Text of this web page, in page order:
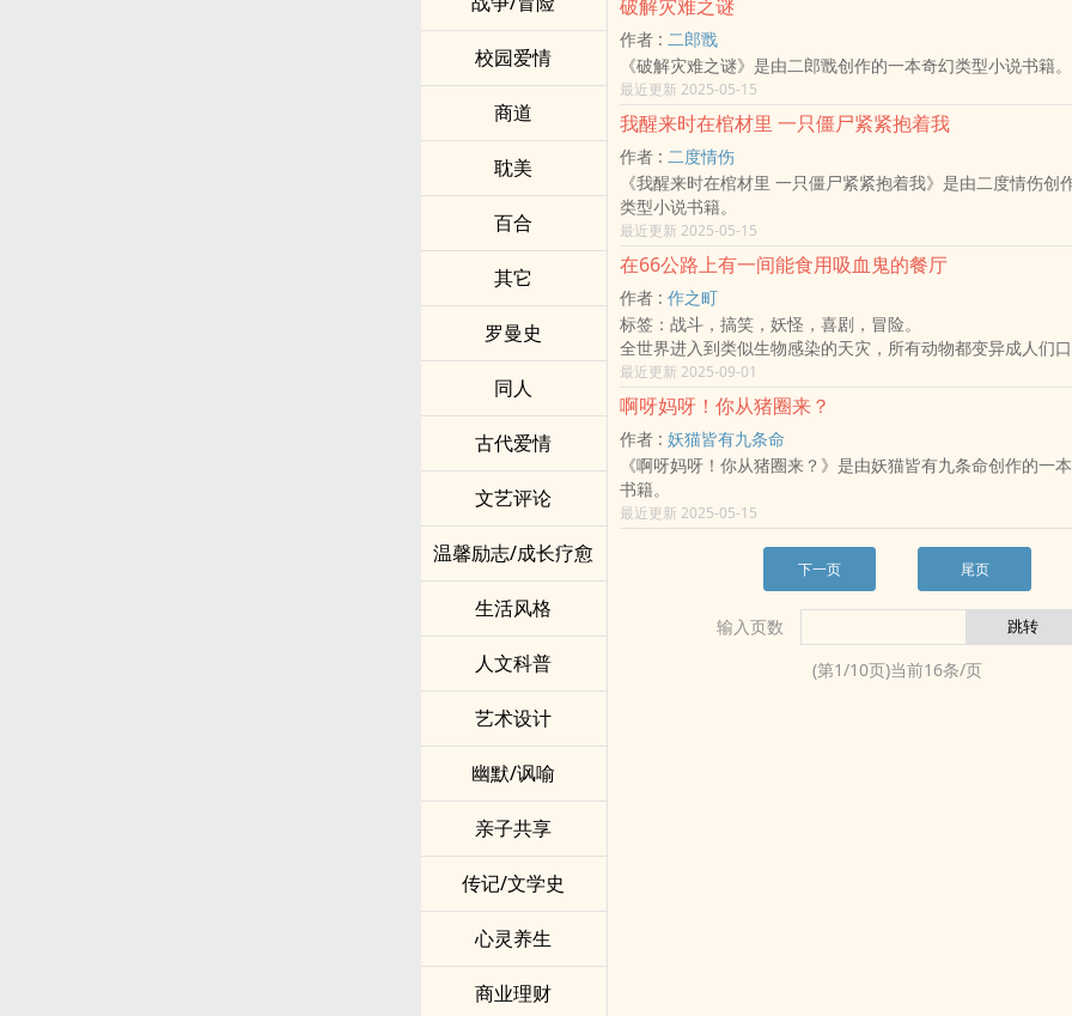
校园爱情
商道
耽美
百合
其它
罗曼史
同人
古代爱情
文艺评论
温馨励志/成长疗愈
生活风格
人文科普
艺术设计
幽默/讽喻
亲子共享
传记/文学史
心灵养生
商业理财
06-09章→第二部分：说书熊在复育基地内的童年
10-12章→第三部分：说书熊初到野外几个月生活
13-17章→第四部分：说书熊的蜀山秦岭机智生活
18-19章→第五部分：说书熊长大回基地内的生活
第20章 →小说结尾：麻家熊熊一家大团圆的结局
[主要角色配乐曲、环境背景音&重要情节转折曲：全部都是
(大家可以在该角色出场位于该场景内容时，聆听该背景音乐
蜀山地界背景音→Forest mixtape
秦岭地界背景音→The First Layer
复育基地背景音→Alexandre Desplat - Mr. Moustafa (欢迎
大饭店)
穿越毒雾背景音→Magical Fantasy
野培场地背景音→Because of You
灵石宫之夜背景音→Dunkirk Official Soundtrack |
Zimmer | WaterTower
麻饼角色曲→溯_治愈纯音乐
麻饼恋爱曲→Sample this - Rj Pasin
麻糬角色曲→Tony Ann – ICARUS (Official Visualizer)
麻糬战斗曲→Lindsey Stirling - Carol of the Bells
麻花角色曲→Little Things | Immaterial
合家角色曲→Bloom of Youth (风华正茂)
二姐角色曲→Again / 어게인 (Neal K)
二姐战斗曲→The Sun Also Rises (太阳照常升起)
姐夫角色曲→Croatian Rhapsody (克罗埃西亚狂想曲)
姐夫战斗曲→Autumn (秋）
三弟角色曲→Instant eternity (瞬间永恒)
米菓角色曲→Kiss The Rain (雨的印记)
平安角色曲→Star Tea Party (星茶会)
-
沐冰，那个齐霏霏所知最接近妖王的男人，
妖异的蓝眼中藏着数不清的秘密，
以及时过三十年依然不灭的一道身影。
为了那道身影，他甘愿将自己困在千重妖镜，
日复一日、年复一年。
齐霏霏曾以为，
她能带着他走出大雨、离开囚笼，
然而最终，她却失了伞，
只落得满身泥泞的下场……
§
【食用前须知】
►虽然简介写得好像很虐，但这部是HE！！！
►暂定每周三、六更新
§
【作者的话】
好啦对，我又参赛了，汪汪！
不知道有没有人看过我的另一部作品《妖重之镜》？
看名字那么像就知道我很不会取名……咳、就知道这两部是有
这部算是《妖重之镜》的后续，
但因为我在这本多加了很多设定，
导致前一本也要大改，所以暂时被我隐藏了……
（没看过的读者也不用担心，两本是完全可以分开阅读的喔
【个人网站】
｜IG不折花｜/couchpotato_bjh/
目前主要更新一些好笑的日常故事，欢迎追踪一起玩耍～
破解灾难之谜
作者 : 二郎戬
《破解灾难之谜》是由二郎戬创作的一本奇幻类型小说书籍。
最近更新 2025-05-15
我醒来时在棺材里 一只僵尸紧紧抱着我
作者 : 二度情伤
《我醒来时在棺材里 一只僵尸紧紧抱着我》是由二度情伤创
类型小说书籍。
最近更新 2025-05-15
在66公路上有一间能食用吸血鬼的餐厅
作者 : 作之町
标签：战斗，搞笑，妖怪，喜剧，冒险。
全世界进入到类似生物感染的天灾，所有动物都变异‍成‎人‎们
鬼」。造成许多肉类食物严重缺乏
而就在一条稀少人烟的公路上，却有着这么一个传奇存在。
一间居然能够料理吸血鬼怪物的餐厅。
本内容主打末日后世界、黑色幽默、也加入如何料理吸血鬼
由主角的视野来去生活，眼前这么荒诞的日子。
最近更新 2025-09-01
啊呀妈呀！你从猪圈来？
作者 : 妖猫皆有九条命
《啊呀妈呀！你从猪圈来？》是由妖猫皆有九条命创作的一
书籍。
最近更新 2025-05-15
下一页 尾页
输入页数
(第1/10页)当前16条/页